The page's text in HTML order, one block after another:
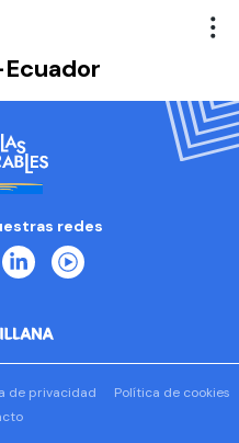
Ecuador
redes
de privacidad
Política de cookies